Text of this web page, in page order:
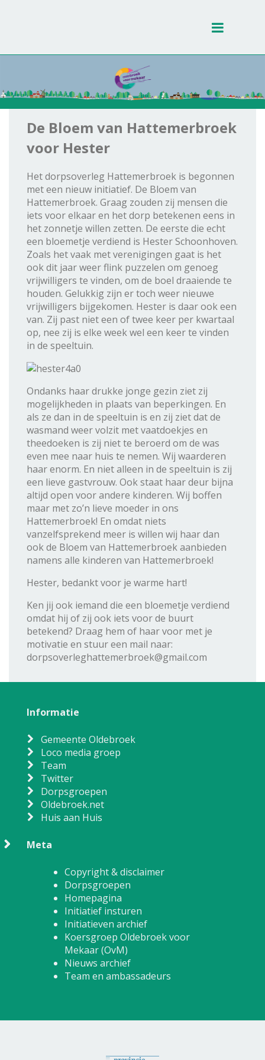
Toggle
De Bloem van Hattemerbroek
voor Hester
Het dorpsoverleg Hattemerbroek is begonnen
met een nieuw initiatief. De Bloem van
Hattemerbroek. Graag zouden zij mensen die
iets voor elkaar en het dorp betekenen eens in
het zonnetje willen zetten. De eerste die echt
een bloemetje verdiend is Hester Schoonhoven.
Zoals het vaak met verenigingen gaat is het
ook dit jaar weer flink puzzelen om genoeg
vrijwilligers te vinden, om de boel draaiende te
houden. Gelukkig zijn er toch weer nieuwe
vrijwilligers bijgekomen. Hester is daar ook een
van. Zij past niet een of twee keer per kwartaal
op, nee zij is elke week wel een keer te vinden
in de speeltuin.
Ondanks haar drukke jonge gezin ziet zij
mogelijkheden in plaats van beperkingen. En
als ze dan in de speeltuin is en zij ziet dat de
wasmand weer volzit met vaatdoekjes en
theedoeken is zij niet te beroerd om de was
even mee naar huis te nemen. Wij waarderen
haar enorm. En niet alleen in de speeltuin is zij
een lieve gastvrouw. Ook staat haar deur bijna
altijd open voor andere kinderen. Wij boffen
maar met zo’n lieve moeder in ons
Hattemerbroek! En omdat niets
vanzelfsprekend meer is willen wij haar dan
ook de Bloem van Hattemerbroek aanbieden
namens alle kinderen van Hattemerbroek!
Hester, bedankt voor je warme hart!
Ken jij ook iemand die een bloemetje verdiend
omdat hij of zij ook iets voor de buurt
betekend? Draag hem of haar voor met je
motivatie en stuur een mail naar:
dorpsoverleghattemerbroek@gmail.com
Informatie
Gemeente Oldebroek
Loco media groep
Team
Twitter
Dorpsgroepen
Oldebroek.net
Huis aan Huis
Meta
Copyright & disclaimer
Dorpsgroepen
Homepagina
Initiatief insturen
Initiatieven archief
Koersgroep Oldebroek voor
Mekaar (OvM)
Nieuws archief
Team en ambassadeurs